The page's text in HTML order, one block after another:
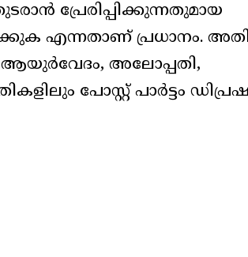
പ്രേരിപ്പിക്കുന്നതുമായ
എന്നതാണ് പ്രധാനം.
അലോപ്പതി,
പോസ്റ്റ് പാർട്ടം